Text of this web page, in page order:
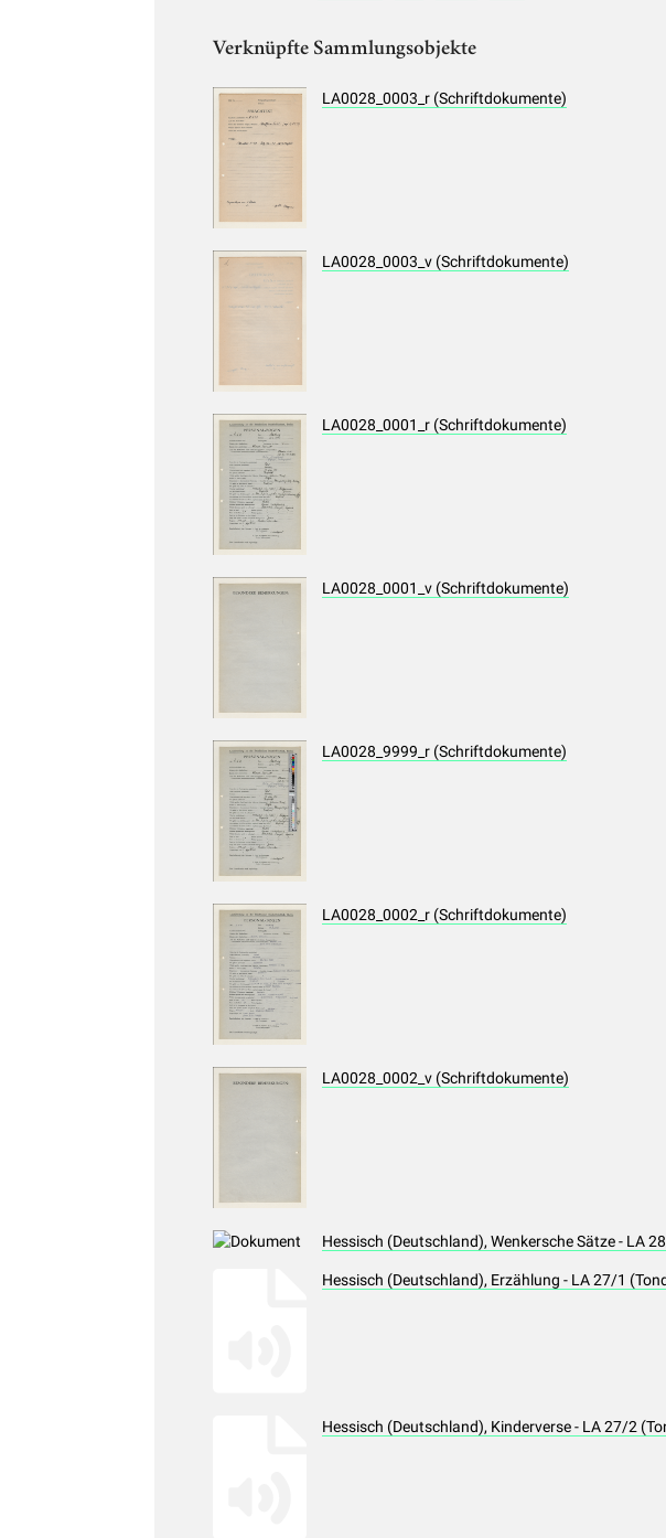
Verknüpfte Sammlungsobjekte
LA0028_0003_r (Schriftdokumente)
LA0028_0003_v (Schriftdokumente)
LA0028_0001_r (Schriftdokumente)
LA0028_0001_v (Schriftdokumente)
LA0028_9999_r (Schriftdokumente)
LA0028_0002_r (Schriftdokumente)
LA0028_0002_v (Schriftdokumente)
Hessisch (Deutschland), Wenkersche Sätze - LA
Hessisch (Deutschland), Erzählung - LA 27/1
Hessisch (Deutschland), Kinderverse - LA 27/2